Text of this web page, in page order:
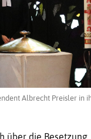
Albrecht Preisler in
über die Besetzung